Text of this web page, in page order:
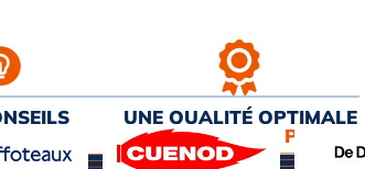
UNE QUALITÉ OPTIMALE
AU MEILLEUR PRIX